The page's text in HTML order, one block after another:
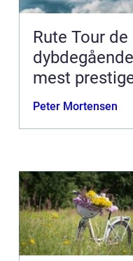
Rute Tour de
mest
Peter Mortensen